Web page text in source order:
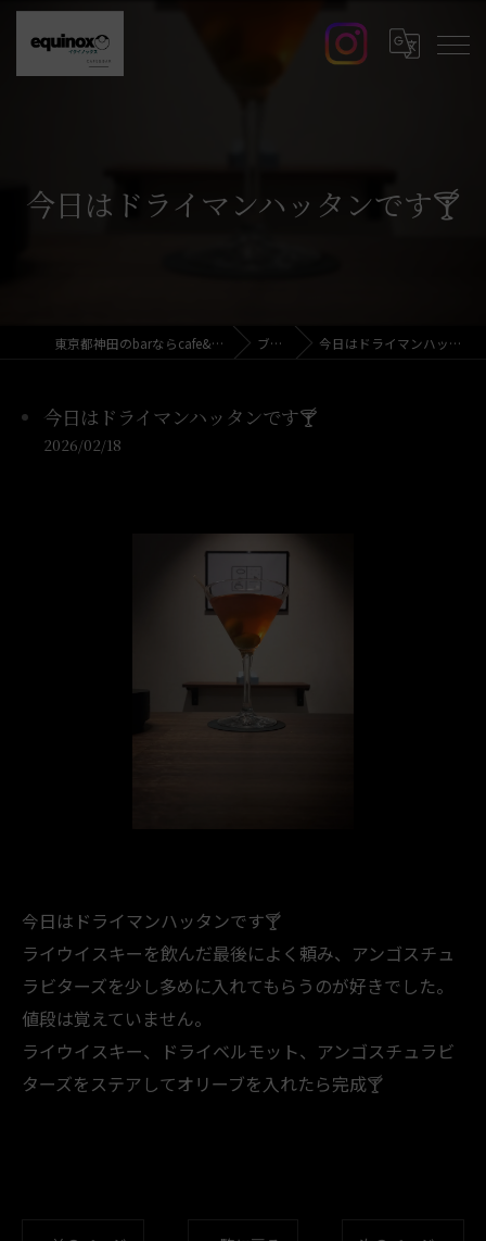
今日はドライマンハッタンです🍸️
東京都神田のbarならcafe&bar equinox ブログ 今日はドライマンハッタンです🍸️
今日はドライマンハッタンです🍸️
2026/02/18
今日はドライマンハッタンです🍸️
ライウイスキーを飲んだ最後によく頼み、アンゴスチュ
ラビターズを少し多めに入れてもらうのが好きでした。
値段は覚えていません。
ライウイスキー、ドライベルモット、アンゴスチュラビ
ターズをステアしてオリーブを入れたら完成🍸️